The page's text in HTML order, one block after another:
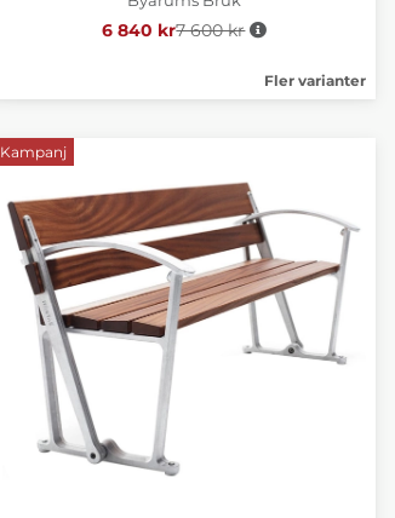
6 840 kr Ordinarie pris:
7 600 kr
Fler varianter
Kampanj